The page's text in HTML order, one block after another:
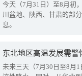
今天（7月31日）至8月初
川盆地、陕西、甘肃的部
息。
东北地区高温发展需
未来三天（7月30日至8月